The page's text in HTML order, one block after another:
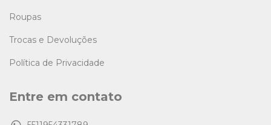
Roupas
Trocas e Devoluções
Política de Privacidade
Entre em contato